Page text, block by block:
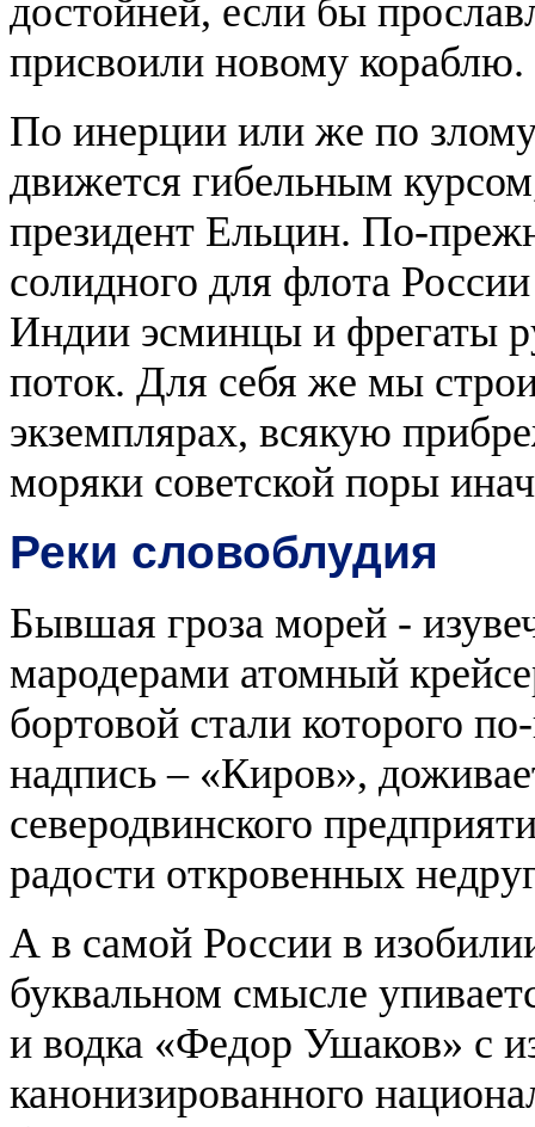
достойней, если бы
присвоили новому
По инерции или же по
движется гибельным
президент Ельцин. По-
солидного для флота
Индии эсминцы и фрегаты
поток. Для себя же мы
экземплярах, всякую
моряки советской поры
Реки словоблудия
Бывшая гроза морей -
мародерами атомный
бортовой стали которого
надпись – «Киров»,
северодвинского
радости откровенных
А в самой России в
буквальном смысле
и водка «Федор Ушаков» с
канонизированного